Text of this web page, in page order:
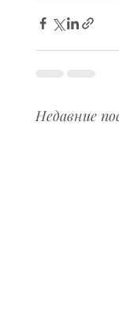
Недавние